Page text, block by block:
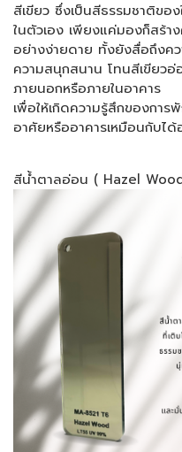
สีเขียว ซึ่งเป็นสีธรรมชาติขอ
ในตัวเอง เพียงแค่มองก็สร้
อย่างง่ายดาย ทั้งยังสื่อถึง
ความสนุกสนาน โทนสีเขียวอ่
ภายนอกหรือภายในอาคาร
เพื่อให้เกิดความรู้สึกของกา
อาศัยหรืออาคารเหมือนกับไ
สีน้ำตาลอ่อน ( Hazel